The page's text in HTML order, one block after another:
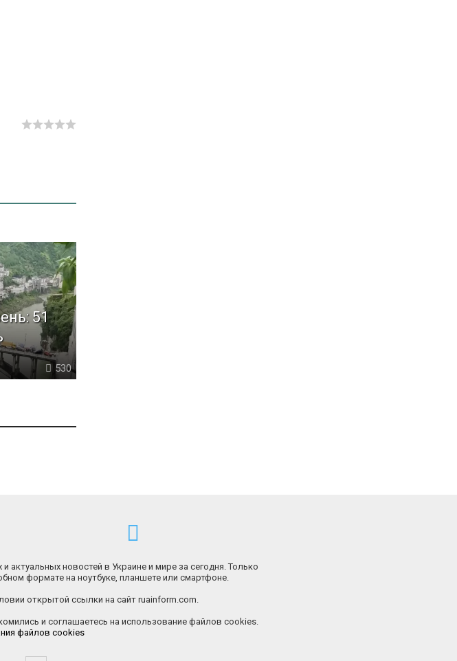
51
530
актуальных новостей в Украине и мире за сегодня. Только
формате на ноутбуке, планшете или смартфоне.
открытой ссылки на сайт ruainform.com.
и соглашаетесь на использование файлов cookies.
файлов cookies